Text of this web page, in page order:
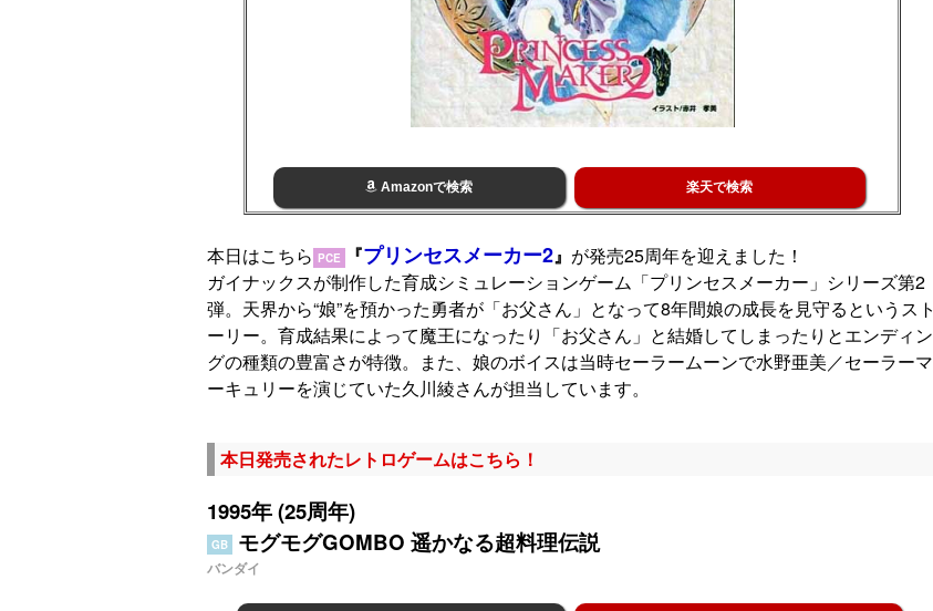
Amazonで検索 楽天で検索
本日はこちら PCE 『プリンセスメーカー2』 が発売25周年を迎えました！
ガイナックスが制作した育成シミュレーションゲーム「プリンセスメーカー」シリーズ第2
弾。天界から“娘”を預かった勇者が「お父さん」となって8年間娘の成長を見守るというスト
ーリー。育成結果によって魔王になったり「お父さん」と結婚してしまったりとエンディン
グの種類の豊富さが特徴。また、娘のボイスは当時セーラームーンで水野亜美／セーラーマ
ーキュリーを演じていた久川綾さんが担当しています。
本日発売されたレトロゲームはこちら！
1995年 (25周年)
GB モグモグGOMBO 遥かなる超料理伝説
バンダイ